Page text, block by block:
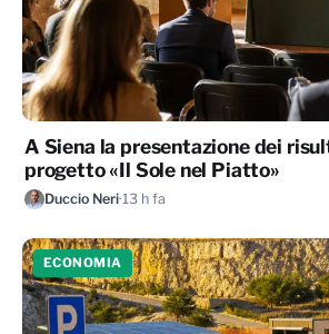
A Siena la presentazione dei
progetto «Il Sole nel Piatto»
Duccio Neri·13 h fa
ECONOMIA